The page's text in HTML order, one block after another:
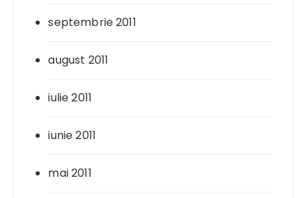
septembrie 2011
august 2011
iulie 2011
iunie 2011
mai 2011